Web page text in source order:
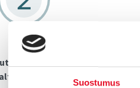
Suostumus
on toteutettu